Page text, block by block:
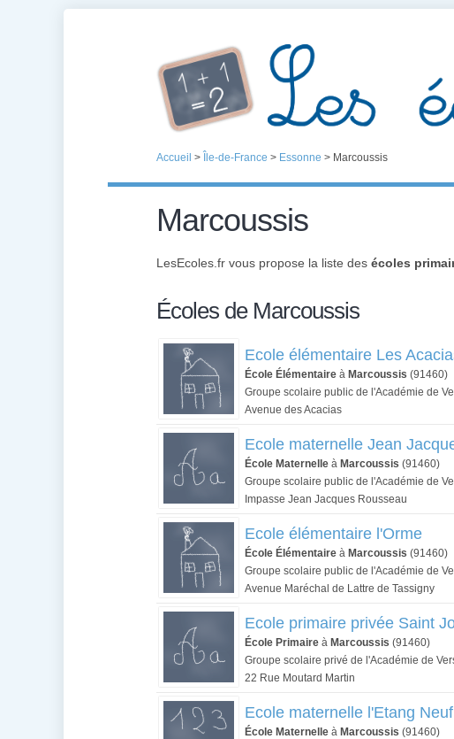
Accueil > Île-de-France > Essonne > Marcoussis
Marcoussis
LesEcoles.fr vous propose la liste des écoles
Écoles de Marcoussis
Ecole élémentaire Les
École Élémentaire à Marcoussis (91460)
Groupe scolaire public de l'Académie de
Avenue des Acacias
Ecole maternelle Jean
École Maternelle à Marcoussis (91460)
Groupe scolaire public de l'Académie de
Impasse Jean Jacques Rousseau
Ecole élémentaire l'Orme
École Élémentaire à Marcoussis (91460)
Groupe scolaire public de l'Académie de
Avenue Maréchal de Lattre de Tassigny
Ecole primaire privée Saint
École Primaire à Marcoussis (91460)
Groupe scolaire privé de l'Académie de
22 Rue Moutard Martin
Ecole maternelle l'Etang Neuf
École Maternelle à Marcoussis (91460)